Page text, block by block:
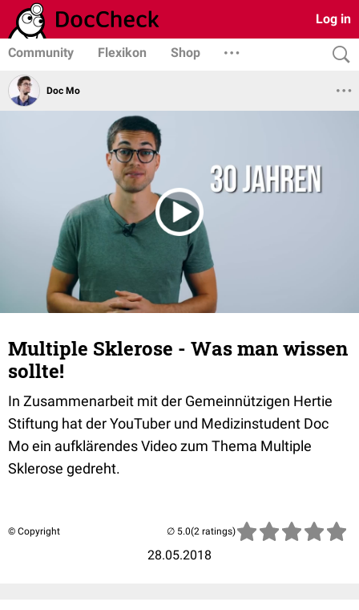
Log in
Community Flexikon Shop
Doc Mo
Multiple Sklerose - Was man wissen
sollte!
In Zusammenarbeit mit der Gemeinnützigen Hertie
Stiftung hat der YouTuber und Medizinstudent Doc
Moein aufklärendes Video zum Thema Multiple
Sklerose gedreht.
© Copyright
28.05.2018
(2 ratings)